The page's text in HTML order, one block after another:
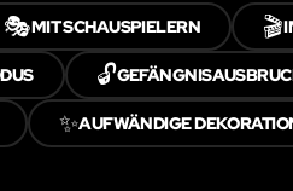
🎭MIT SCHAUSPIELERN 🎬
🔓
✨AUFWÄNDIGE